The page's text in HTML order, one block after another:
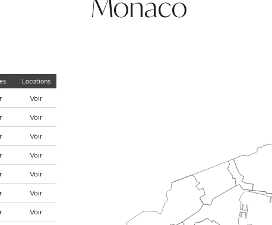
Monaco
Locations
Voir
Voir
Voir
Voir
Voir
Voir
Voir